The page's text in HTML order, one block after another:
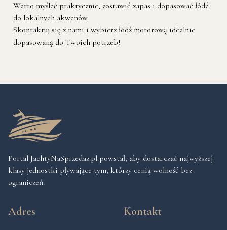
Warto myśleć praktycznie, zostawić zapas i dopasować łódź
do lokalnych akwenów.
Skontaktuj się z nami i wybierz łódź motorową idealnie
dopasowaną do Twoich potrzeb!
Portal JachtyNaSprzedaz.pl powstał, aby dostarczać najwyższej
klasy jednostki pływające tym, którzy cenią wolność bez
ograniczeń.
Adres Kontakt